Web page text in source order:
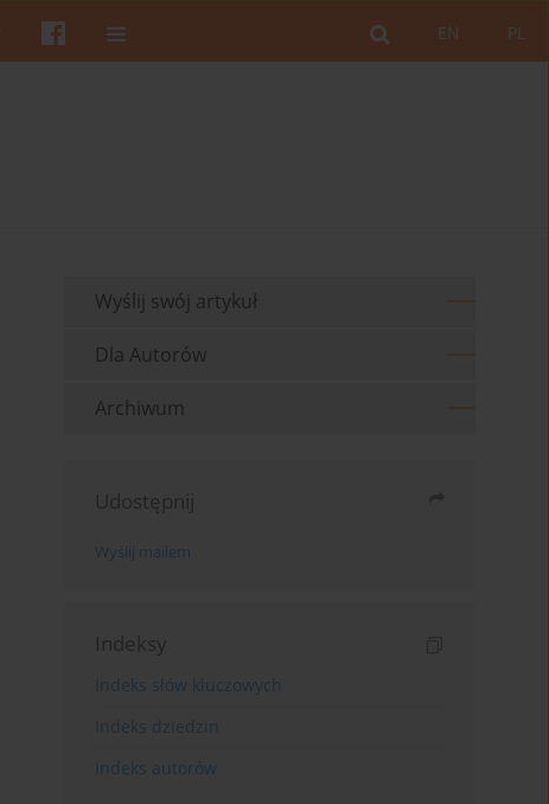
PL
EN
Wyślij swój artykuł
Dla Autorów
Archiwum
Udostępnij
Wyślij mailem
Indeksy
Indeks słów kluczowych
Indeks dziedzin
Indeks autorów